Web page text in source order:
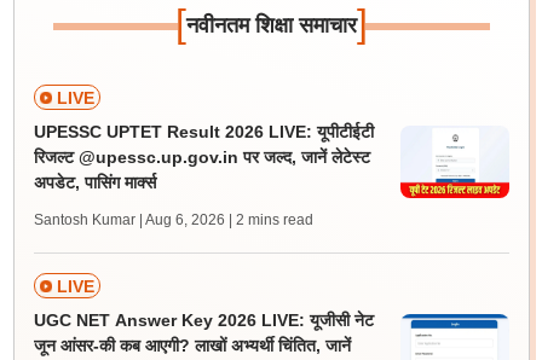
[नवीनतम शिक्षा समाचार]
LIVE
UPESSC UPTET Result 2026 LIVE: यूपीटीईटी
रिजल्ट @upessc.up.gov.in पर जल्द, जानें लेटेस्ट
अपडेट, पासिंग मार्क्स
Santosh Kumar | Aug 6, 2026 | 2 mins read
LIVE
UGC NET Answer Key 2026 LIVE: यूजीसी नेट
जून आंसर-की कब आएगी? लाखों अभ्यर्थी चिंतित, जानें